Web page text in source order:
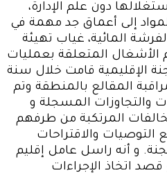
دون علم الإدارة،
إلى أعماق جد مهمة في
المائية، غياب تهيئة
الأشغال المتعلقة بعمليات
الإقليمية قامت خلال سنة
لمراقبة المقالع بالمنطقة وتم
والتجاوزات المسجلة و
المرتكبة من طرفهم
التوصيات والاقتراحات
و أنه راسل عامل إقليم
اتخاذ الإجراءات